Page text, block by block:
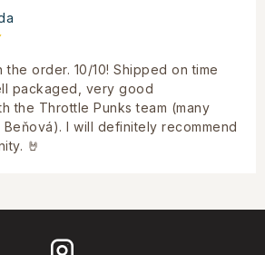
order. 10/10! Shipped on time
packaged, very good
the Throttle Punks team (many
Beňová). I will definitely recommend
🤘